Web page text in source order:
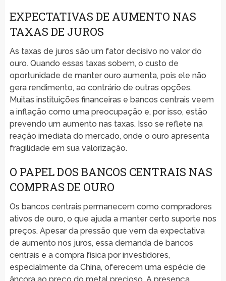
EXPECTATIVAS DE AUMENTO NAS
TAXAS DE JUROS
As taxas de juros são um fator decisivo no valor do
ouro. Quando essas taxas sobem, o custo de
oportunidade de manter ouro aumenta, pois ele não
gera rendimento, ao contrário de outras opções.
Muitas instituições financeiras e bancos centrais veem
a inflação como uma preocupação e, por isso, estão
prevendo um aumento nas taxas. Isso se reflete na
reação imediata do mercado, onde o ouro apresenta
fragilidade em sua valorização.
O PAPEL DOS BANCOS CENTRAIS NAS
COMPRAS DE OURO
Os bancos centrais permanecem como compradores
ativos de ouro, o que ajuda a manter certo suporte nos
preços. Apesar da pressão que vem da expectativa
de aumento nos juros, essa demanda de bancos
centrais e a compra física por investidores,
especialmente da China, oferecem uma espécie de
âncora ao preço do metal precioso. A presença